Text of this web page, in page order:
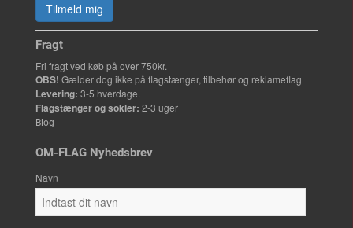
Tilmeld mig
Fragt
Fri fragt ved køb på over 750kr.
OBS! Gælder dog ikke på flagstænger, tilbehør og reklameflag
Levering: 3-5 hverdage.
Flagstænger og sokler: 2-3 uger
Blog
OM-FLAG Nyhedsbrev
Navn